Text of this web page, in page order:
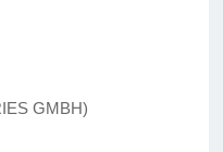
GMBH)